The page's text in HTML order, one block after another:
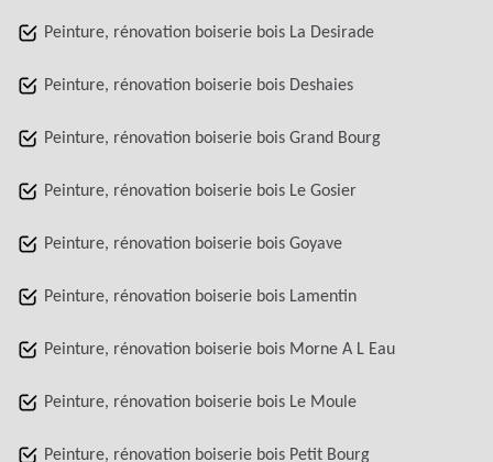
Peinture, rénovation boiserie bois La Desirade
Peinture, rénovation boiserie bois Deshaies
Peinture, rénovation boiserie bois Grand Bourg
Peinture, rénovation boiserie bois Le Gosier
Peinture, rénovation boiserie bois Goyave
Peinture, rénovation boiserie bois Lamentin
Peinture, rénovation boiserie bois Morne A L Eau
Peinture, rénovation boiserie bois Le Moule
Peinture, rénovation boiserie bois Petit Bourg